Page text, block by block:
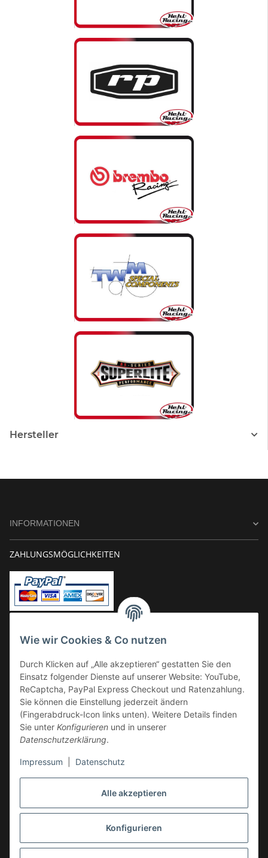
Alle akzeptieren
Konfigurieren
Wie wir Cookies & Co nutzen
Durch Klicken auf „Alle akzeptieren“ gestatten Sie den
Einsatz folgender Dienste auf unserer Website: YouTube,
ReCaptcha, PayPal Express Checkout und Ratenzahlung.
Sie können die Einstellung jederzeit ändern
(Fingerabdruck-Icon links unten). Weitere Details finden
Sie unter Konfigurieren und in unserer
Datenschutzerklärung.
Impressum Datenschutz
Hersteller
INFORMATIONEN
ZAHLUNGSMÖGLICHKEITEN
Kauf auf Rechnung
VERSAND
Vertrag widerrufen